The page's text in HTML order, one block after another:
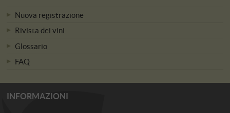
Nuova registrazione
Rivista dei vini
Glossario
FAQ
INFORMAZIONI